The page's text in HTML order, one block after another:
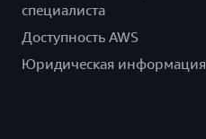
специалиста
Доступность AWS
Юридическая информация